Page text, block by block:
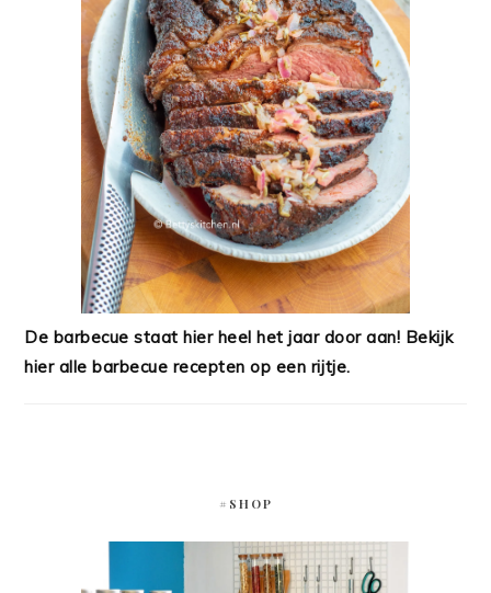
De barbecue staat hier heel het jaar door aan! Bekijk
hier alle barbecue recepten op een rijtje.
#SHOP